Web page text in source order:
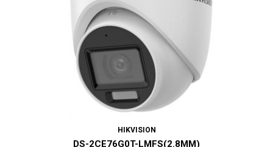
HIKVISION
DS-2CE76G0T-LMFS(2.8MM)